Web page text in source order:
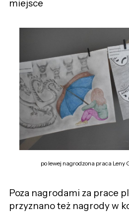
miejsce
po lewej nagrodzona praca Leny
Poza nagrodami za prace
przyznano też nagrody w